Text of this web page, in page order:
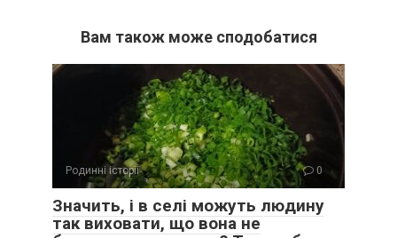
Вам також може сподобатися
Родинні історії 0
Значить, і в селі можуть людину
так виховати, що вона не